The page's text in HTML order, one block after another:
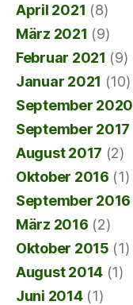
April 2021 (8)
März 2021 (9)
Februar 2021 (9)
Januar 2021 (10)
September 2020
September 2017
August 2017 (2)
Oktober 2016 (1)
September 2016
März 2016 (2)
Oktober 2015 (1)
August 2014 (1)
Juni 2014(1)